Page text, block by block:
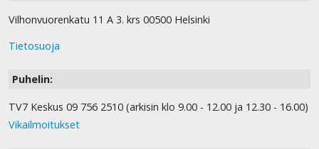
Vilhonvuorenkatu 11 A 3. krs 00500 Helsinki
Tietosuoja
Puhelin:
TV7 Keskus 09 756 2510 (arkisin klo 9.00 - 12.00 ja 12.30 - 16.00)
Vikailmoitukset